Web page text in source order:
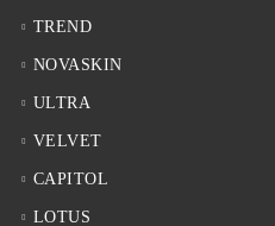
TREND
NOVASKIN
ULTRA
VELVET
CAPITOL
LOTUS